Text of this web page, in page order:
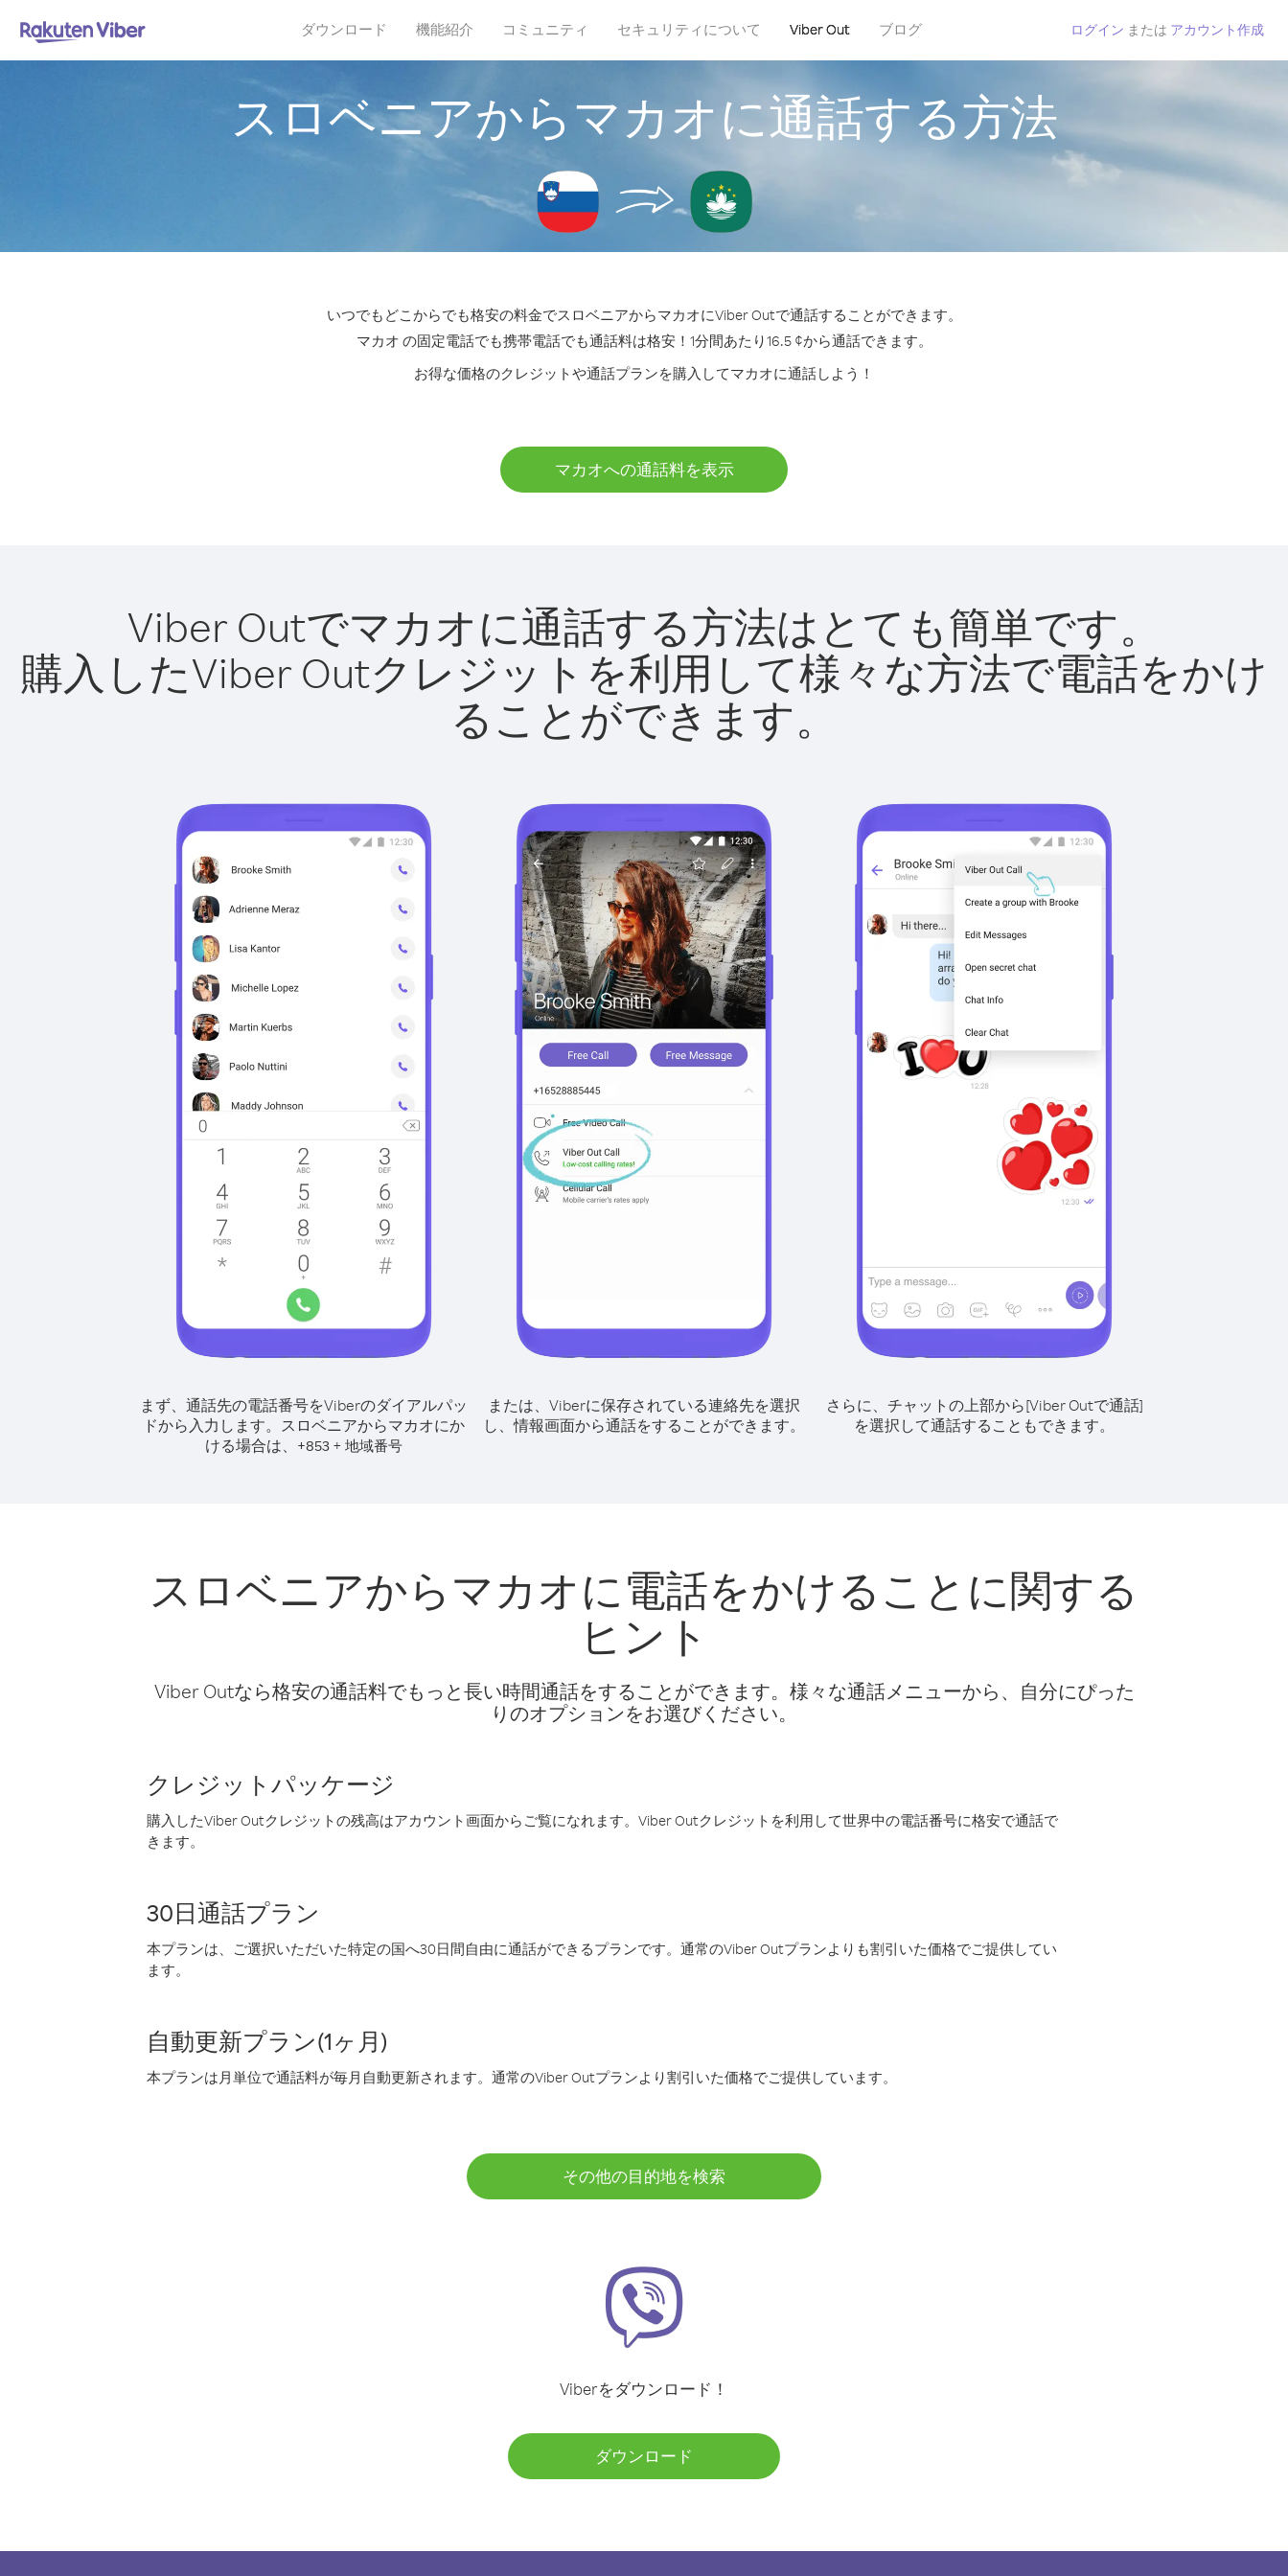
ダウンロード 機能紹介 コミュニティ セキュリティについて Viber Out ブログ ログイン または アカウント作成
スロベニアからマカオに通話する方法
いつでもどこからでも格安の料金でスロベニアからマカオにViber Outで通話することができます。
マカオ の固定電話でも携帯電話でも通話料は格安！1分間あたり16.5 ¢から通話できます。
お得な価格のクレジットや通話プランを購入してマカオに通話しよう！
マカオへの通話料を表示
Viber Outでマカオに通話する方法はとても簡単です。
購入したViber Outクレジットを利用して様々な方法で電話をかけ
ることができます。
まず、通話先の電話番号をViberのダイアルパッ
ドから入力します。 スロベニアからマカオにか
ける場合は、 +853 + 地域番号
または、Viberに保存されている連絡先を選択
し、情報画面から通話をすることができます。
さらに、チャットの上部から[Viber Outで通話]
を選択して通話することもできます。
スロベニアからマカオに電話をかけることに関する
ヒント
Viber Outなら格安の通話料でもっと長い時間通話をすることができます。様々な通話メニューから、自分にぴった
りのオプションをお選びください。
クレジットパッケージ
購入したViber Outクレジットの残高はアカウント画面からご覧になれます。Viber Outクレジットを利用して世界中の電話番号に格安で通話で
きます。
30日通話プラン
本プランは、ご選択いただいた特定の国へ30日間自由に通話ができるプランです。通常のViber Outプランよりも割引いた価格でご提供してい
ます。
自動更新プラン(1ヶ月)
本プランは月単位で通話料が毎月自動更新されます。通常のViber Outプランより割引いた価格でご提供しています。
その他の目的地を検索
Viberをダウンロード！
ダウンロード